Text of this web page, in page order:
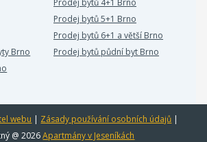
Prodej bytů 4+1 Brno
Prodej bytů 5+1 Brno
Prodej bytů 6+1 a větší Brno
Brno
Prodej bytů půdní byt Brno
webu | Zásady používání osobních údajů |
@ 2026Apartmány v Jeseníkách